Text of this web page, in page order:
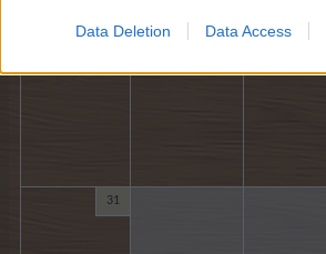
Data Deletion Data Access
31